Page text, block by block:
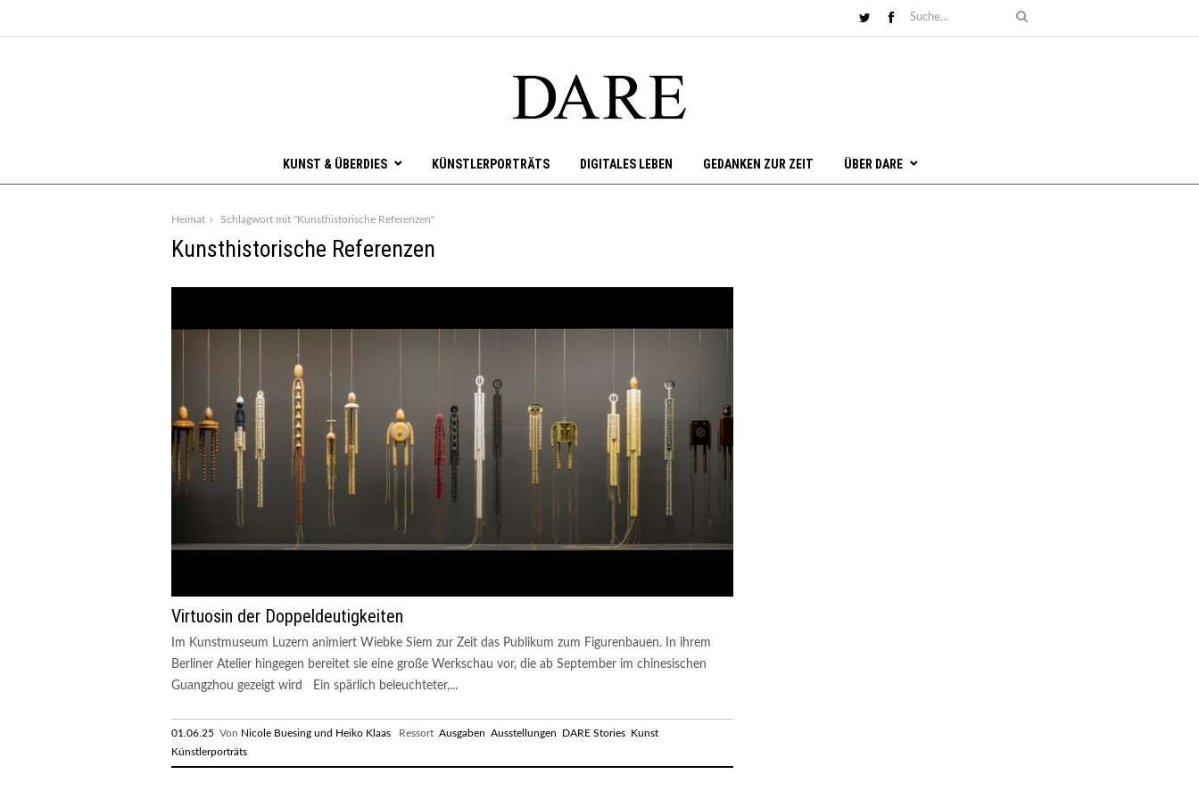
KUNST & ÜBERDIES KÜNSTLERPORTRÄTS DIGITALES LEBEN GEDANKEN ZUR ZEIT ÜBER DARE
Heimat Schlagwort mit "Kunsthistorische Referenzen"
Kunsthistorische Referenzen
Virtuosin der Doppeldeutigkeiten
Im Kunstmuseum Luzern animiert Wiebke Siem zur Zeit das Publikum zum Figurenbauen. In ihrem
Berliner Atelier hingegen bereitet sie eine große Werkschau vor, die ab September im chinesischen
Guangzhou gezeigt wird Ein spärlich beleuchteter,...
01.06.25 Von Nicole Buesing und Heiko Klaas Ressort Ausgaben Ausstellungen DARE Stories Kunst
Künstlerporträts